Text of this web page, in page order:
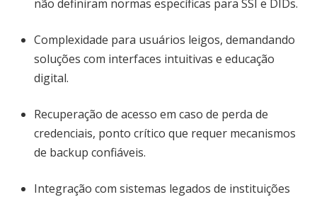
não definiram normas específicas para SSI e DIDs.
Complexidade para usuários leigos, demandando
soluções com interfaces intuitivas e educação
digital.
Recuperação de acesso em caso de perda de
credenciais, ponto crítico que requer mecanismos
de backup confiáveis.
Integração com sistemas legados de instituições